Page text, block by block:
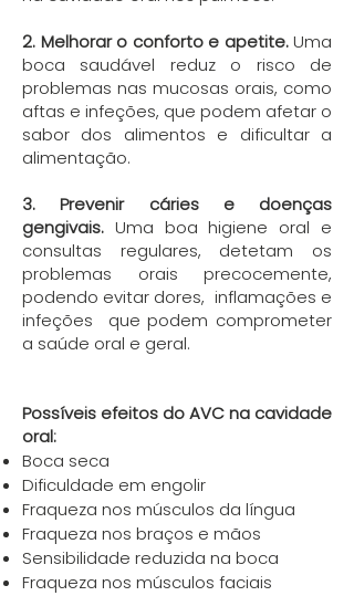
2. Melhorar o conforto e apetite.Uma
boca saudável reduz o risco de
problemas nas mucosas orais, como
aftas e infeções, que podem afetar o
sabor dos alimentos e dificultar a
alimentação.
3. Prevenir cáries e doenças
gengivais. Uma boa higiene oral e
consultas regulares, detetam os
problemas orais precocemente,
podendo evitar dores, inflamações e
infeções que podem comprometer
a saúde oral e geral.
Possíveis efeitos do AVC na cavidade
oral:
Boca seca
Dificuldade em engolir
Fraqueza nos músculos da língua
Fraqueza nos braços e mãos
Sensibilidade reduzida na boca
Fraqueza nos músculos faciais